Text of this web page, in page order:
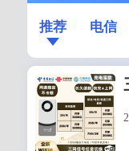
推荐 电信